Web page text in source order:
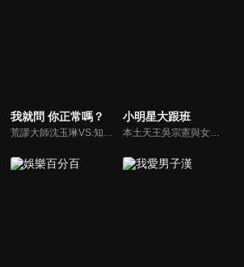
我就問 你正常嗎？ 小明星大跟班
本土天王吳宗憲與女兒吳姍儒（Sandy）搭檔主持，每集邀請來賓暢談演藝圈大小事，父女檔聯手笑果十足，老梗搭上新世代，最新組合強勢登場！